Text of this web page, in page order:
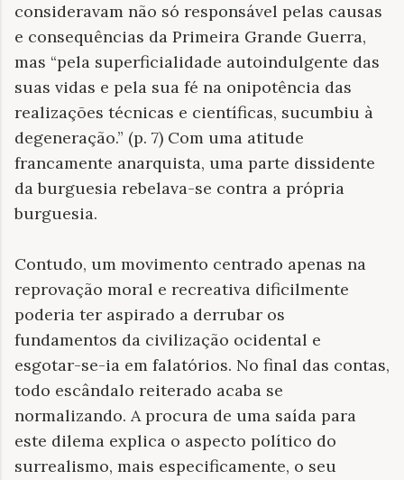
consideravam não só responsável pelas causas
e consequências da Primeira Grande Guerra,
mas “pela superficialidade autoindulgente das
suas vidas e pela sua fé na onipotência das
realizações técnicas e científicas, sucumbiu à
degeneração.” (p. 7) Com uma atitude
francamente anarquista, uma parte dissidente
da burguesia rebelava-se contra a própria
burguesia.
Contudo, um movimento centrado apenas na
reprovação moral e recreativa dificilmente
poderia ter aspirado a derrubar os
fundamentos da civilização ocidental e
esgotar-se-ia em falatórios. No final das contas,
todo escândalo reiterado acaba se
normalizando. A procura de uma saída para
este dilema explica o aspecto político do
surrealismo, mais especificamente, o seu